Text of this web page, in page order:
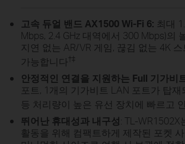
고속 듀얼 밴드 AX1500 Wi-Fi 6: 최대
Mbps, 2.4 GHz 대역에서 300 Mbps)의
지연 없는 AR/VR 게임, 끊김 없는 4K
가능합니다†‡
안정적인 연결을 지원하는 Full 기가비
포트, 1개의 기가비트 LAN 포트가 탑
등 처리량이 높은 유선 장치에 빠르고
뛰어난 휴대성과 내구성: TL-WR1502X
활동을 위해 컴팩트하게 제작된 포켓